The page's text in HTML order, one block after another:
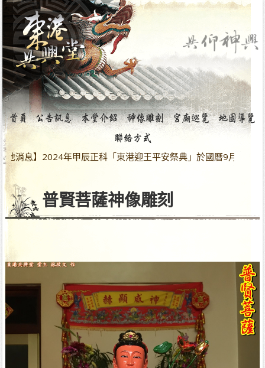
消息】2024年甲辰正科「東港迎王平安祭典」於國曆9月28日～
普賢菩薩神像雕刻